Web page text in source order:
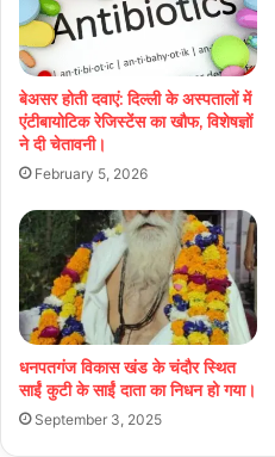
बेअसर होती दवाएं: दिल्ली के अस्पतालों में
एंटीबायोटिक रेजिस्टेंस का खौफ, विशेषज्ञों
ने दी चेतावनी।
February 5, 2026
धनपतगंज विकास खंड के चंदौर स्थित
साईं कुटी के साईं दाता का निधन हो गया।
September 3, 2025